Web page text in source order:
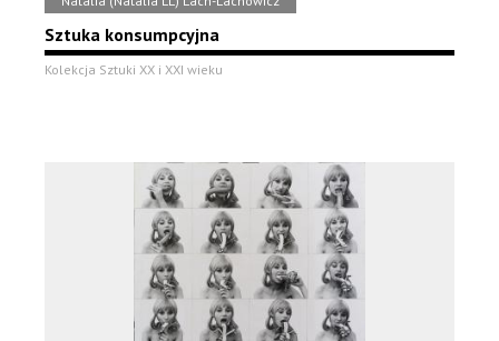
Sztuka konsumpcyjna
Kolekcja Sztuki XX i XXI wieku